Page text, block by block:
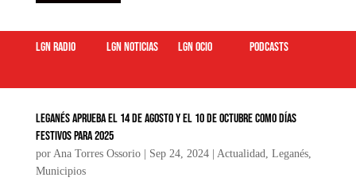
LGN Radio LGN Noticias LGN ocio podcasts
Leganés aprueba el 14 de agosto y el 10 de octubre como días
festivos para 2025
por Ana Torres Ossorio| Sep 24, 2024| Actualidad, Leganés,
Municipios